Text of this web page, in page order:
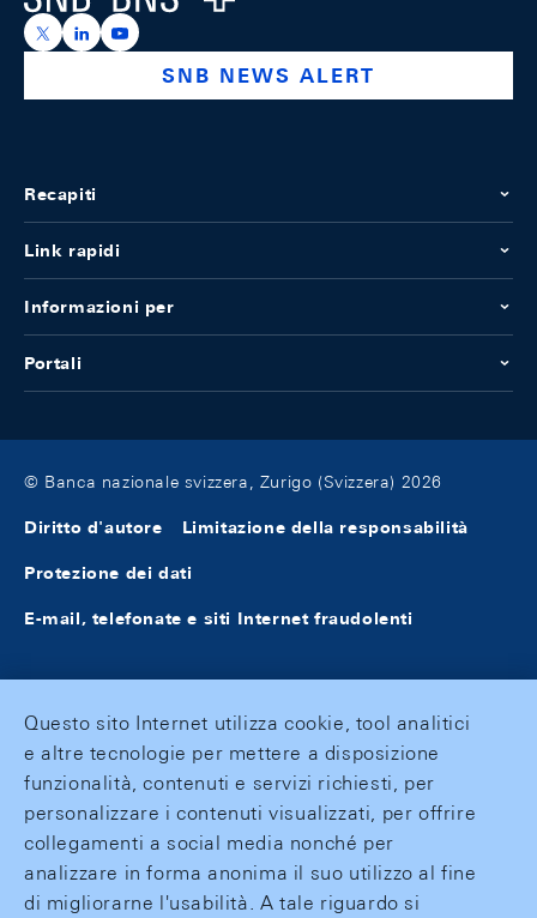
https://x.com/snb_bns
https://ch.linkedin.com/company/swiss-national-
https://www.youtube.com/@swissnationalbank
SNB NEWS ALERT
Recapiti
Link rapidi
Informazioni per
Portali
© Banca nazionale svizzera, Zurigo (Svizzera) 2026
Diritto d'autore Limitazione della responsabilità
Protezione dei dati
E-mail, telefonate e siti Internet fraudolenti
Questo sito Internet utilizza cookie, tool analitici
e altre tecnologie per mettere a disposizione
funzionalità, contenuti e servizi richiesti, per
personalizzare i contenuti visualizzati, per offrire
collegamenti a social media nonché per
analizzare in forma anonima il suo utilizzo al fine
di migliorarne l'usabilità. A tale riguardo si